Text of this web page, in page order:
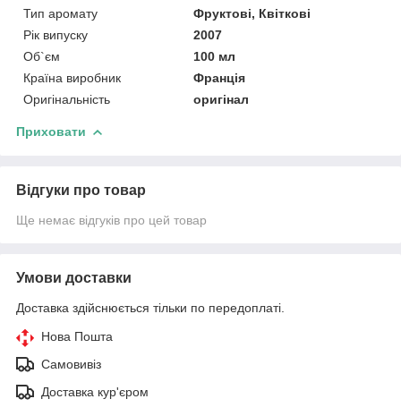
Тип аромату
Фруктові, Квіткові
Рік випуску
2007
Об`єм
100 мл
Країна виробник
Франція
Оригінальність
оригінал
Приховати
Відгуки про товар
Ще немає відгуків про цей товар
Умови доставки
Доставка здійснюється тільки по передоплаті.
Нова Пошта
Самовивіз
Доставка кур'єром